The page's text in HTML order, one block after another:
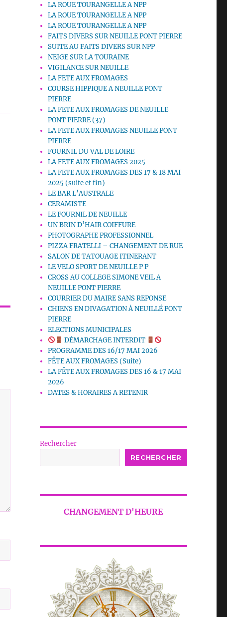
LA ROUE TOURANGELLE A NPP
LA ROUE TOURANGELLE A NPP
LA ROUE TOURANGELLE A NPP
FAITS DIVERS SUR NEUILLE PONT PIERRE
SUITE AU FAITS DIVERS SUR NPP
NEIGE SUR LA TOURAINE
VIGILANCE SUR NEUILLE
LA FETE AUX FROMAGES
COURSE HIPPIQUE A NEUILLE PONT
PIERRE
LA FETE AUX FROMAGES DE NEUILLE
PONT PIERRE (37)
LA FETE AUX FROMAGES NEUILLE PONT
PIERRE
FOURNIL DU VAL DE LOIRE
LA FETE AUX FROMAGES 2025
LA FETE AUX FROMAGES DES 17 & 18 MAI
2025 (suite et fin)
LE BAR L’AUSTRALE
CERAMISTE
LE FOURNIL DE NEUILLE
UN BRIN D’HAIR COIFFURE
PHOTOGRAPHE PROFESSIONNEL
PIZZA FRATELLI – CHANGEMENT DE RUE
SALON DE TATOUAGE ITINERANT
LE VELO SPORT DE NEUILLE P P
CROSS AU COLLEGE SIMONE VEIL A
NEUILLE PONT PIERRE
COURRIER DU MAIRE SANS REPONSE
CHIENS EN DIVAGATION À NEUILLÉ PONT
PIERRE
ELECTIONS MUNICIPALES
DÉMARCHAGE INTERDIT
PROGRAMME DES 16/17 MAI 2026
FÊTE AUX FROMAGES (Suite)
LA FÊTE AUX FROMAGES DES 16 & 17 MAI
2026
DATES & HORAIRES A RETENIR
Rechercher
RECHERCHER
CHANGEMENT D'HEURE